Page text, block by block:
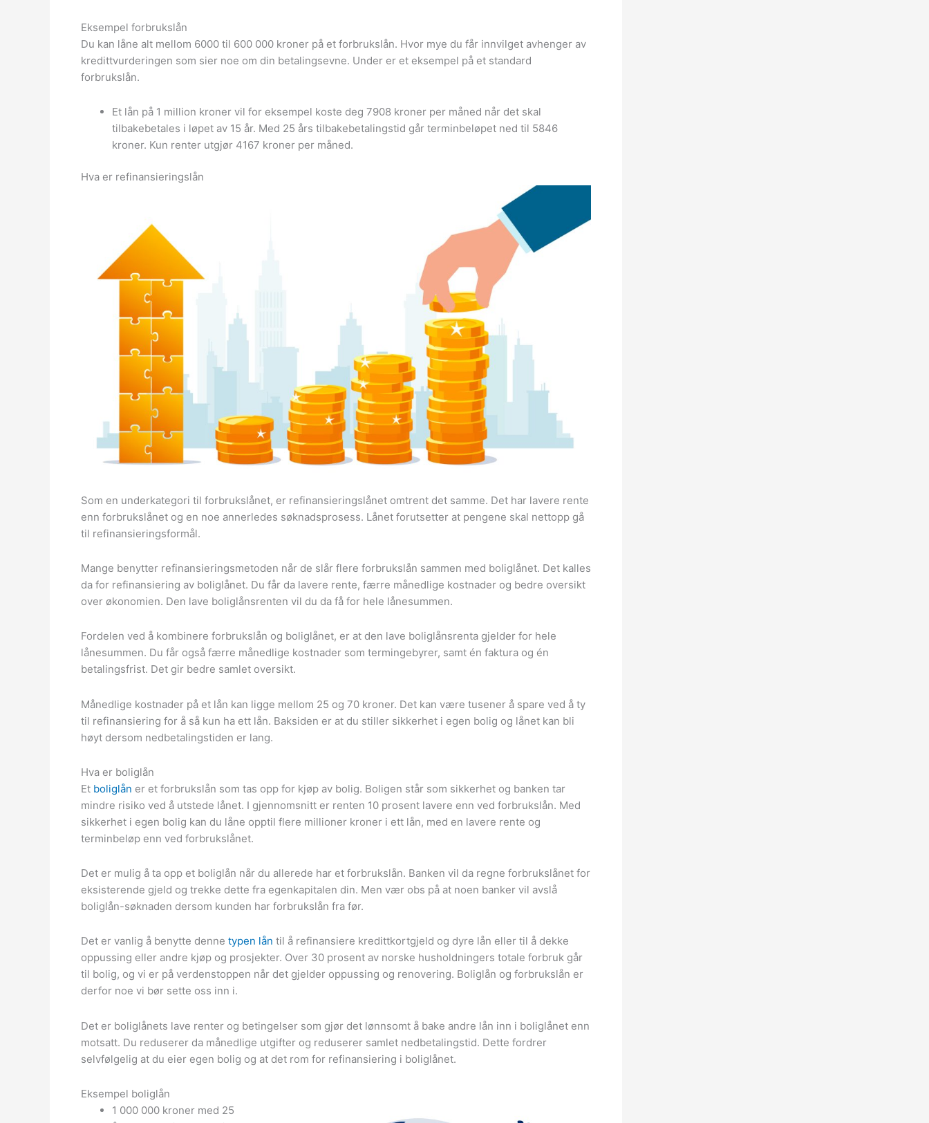
Eksempel forbrukslån
Du kan låne alt mellom 6000 til 600 000 kroner på et forbrukslån. Hvor mye du får innvilget avhenger av
kredittvurderingen som sier noe om din betalingsevne. Under er et eksempel på et standard
forbrukslån.
Et lån på 1 million kroner vil for eksempel koste deg 7908 kroner per måned når det skal
tilbakebetales i løpet av 15 år. Med 25 års tilbakebetalingstid går terminbeløpet ned til 5846
kroner. Kun renter utgjør 4167 kroner per måned.
Hva er refinansieringslån
Som en underkategori til forbrukslånet, er refinansieringslånet omtrent det samme. Det har lavere rente
enn forbrukslånet og en noe annerledes søknadsprosess. Lånet forutsetter at pengene skal nettopp gå
til refinansieringsformål.
Mange benytter refinansieringsmetoden når de slår flere forbrukslån sammen med boliglånet. Det kalles
da for refinansiering av boliglånet. Du får da lavere rente, færre månedlige kostnader og bedre oversikt
over økonomien. Den lave boliglånsrenten vil du da få for hele lånesummen.
Fordelen ved å kombinere forbrukslån og boliglånet, er at den lave boliglånsrenta gjelder for hele
lånesummen. Du får også færre månedlige kostnader som termingebyrer, samt én faktura og én
betalingsfrist. Det gir bedre samlet oversikt.
Månedlige kostnader på et lån kan ligge mellom 25 og 70 kroner. Det kan være tusener å spare ved å ty
til refinansiering for å så kun ha ett lån. Baksiden er at du stiller sikkerhet i egen bolig og lånet kan bli
høyt dersom nedbetalingstiden er lang.
Hva er boliglån
Et boliglån er et forbrukslån som tas opp for kjøp av bolig. Boligen står som sikkerhet og banken tar
mindre risiko ved å utstede lånet. I gjennomsnitt er renten 10 prosent lavere enn ved forbrukslån. Med
sikkerhet i egen bolig kan du låne opptil flere millioner kroner i ett lån, med en lavere rente og
terminbeløp enn ved forbrukslånet.
Det er mulig å ta opp et boliglån når du allerede har et forbrukslån. Banken vil da regne forbrukslånet for
eksisterende gjeld og trekke dette fra egenkapitalen din. Men vær obs på at noen banker vil avslå
boliglån-søknaden dersom kunden har forbrukslån fra før.
Det er vanlig å benytte denne typen lån til å refinansiere kredittkortgjeld og dyre lån eller til å dekke
oppussing eller andre kjøp og prosjekter. Over 30 prosent av norske husholdningers totale forbruk går
til bolig, og vi er på verdenstoppen når det gjelder oppussing og renovering. Boliglån og forbrukslån er
derfor noe vi bør sette oss inn i.
Det er boliglånets lave renter og betingelser som gjør det lønnsomt å bake andre lån inn i boliglånet enn
motsatt. Du reduserer da månedlige utgifter og reduserer samlet nedbetalingstid. Dette fordrer
selvfølgelig at du eier egen bolig og at det rom for refinansiering i boliglånet.
Eksempel boliglån
1 000 000 kroner med 25